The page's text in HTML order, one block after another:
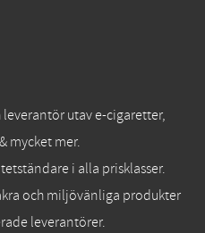
utav e-cigaretter,
mycket mer.
i alla prisklasser.
och miljövänliga produkter
leverantörer.